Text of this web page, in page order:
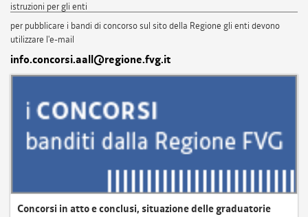
istruzioni per gli enti
per pubblicare i bandi di concorso sul sito della Regione gli enti devono
utilizzare l'e-mail
info.concorsi.aall@regione.fvg.it
Concorsi in atto e conclusi, situazione delle graduatorie